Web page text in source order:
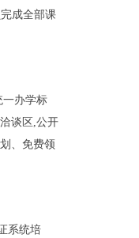
成全部课
一办学标
谈区,公开
、免费领
系统培